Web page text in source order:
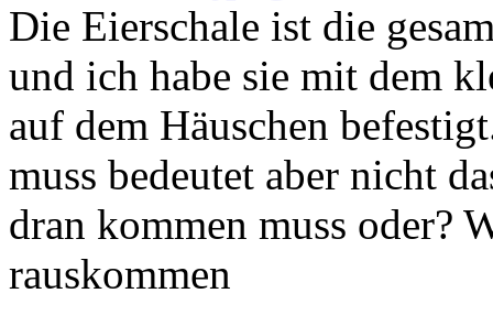
Die Eierschale ist die
und ich habe sie mit dem
auf dem Häuschen
muss bedeutet aber nicht
dran kommen muss oder?
rauskommen